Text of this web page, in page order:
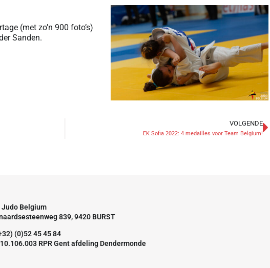
(met zo’n 900 foto’s)
Sanden.
VOLGENDE
EK Sofia 2022: 4 medailles voor Team Belgium!
Judo Belgium
839, 9420 BURST
(0)52 45 45 84
RPR Gent afdeling Dendermonde